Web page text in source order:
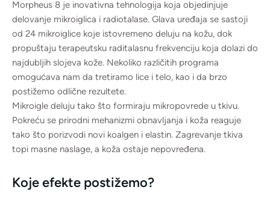
Morpheus 8 je inovativna tehnologija koja objedinjuje
delovanje mikroiglica i radiotalase. Glava uređaja se sastoji
od 24 mikroiglice koje istovremeno deluju na kožu, dok
propuštaju terapeutsku raditalasnu frekvenciju koja dolazi do
najdubljih slojeva kože. Nekoliko različitih programa
omogućava nam da tretiramo lice i telo, kao i da brzo
postižemo odlične rezultete.
Mikroigle deluju tako što formiraju mikropovrede u tkivu.
Pokreću se prirodni mehanizmi obnavljanja i koža reaguje
tako što porizvodi novi koalgen i elastin. Zagrevanje tkiva
topi masne naslage, a koža ostaje nepovređena.
Koje efekte postižemo?